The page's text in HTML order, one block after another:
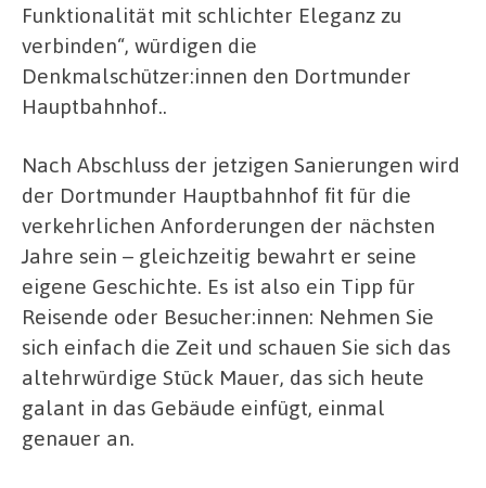
Funktionalität mit schlichter Eleganz zu
verbinden“, würdigen die
Denkmalschützer:innen den Dortmunder
Hauptbahnhof..
Nach Abschluss der jetzigen Sanierungen wird
der Dortmunder Hauptbahnhof fit für die
verkehrlichen Anforderungen der nächsten
Jahre sein – gleichzeitig bewahrt er seine
eigene Geschichte. Es ist also ein Tipp für
Reisende oder Besucher:innen: Nehmen Sie
sich einfach die Zeit und schauen Sie sich das
altehrwürdige Stück Mauer, das sich heute
galant in das Gebäude einfügt, einmal
genauer an.